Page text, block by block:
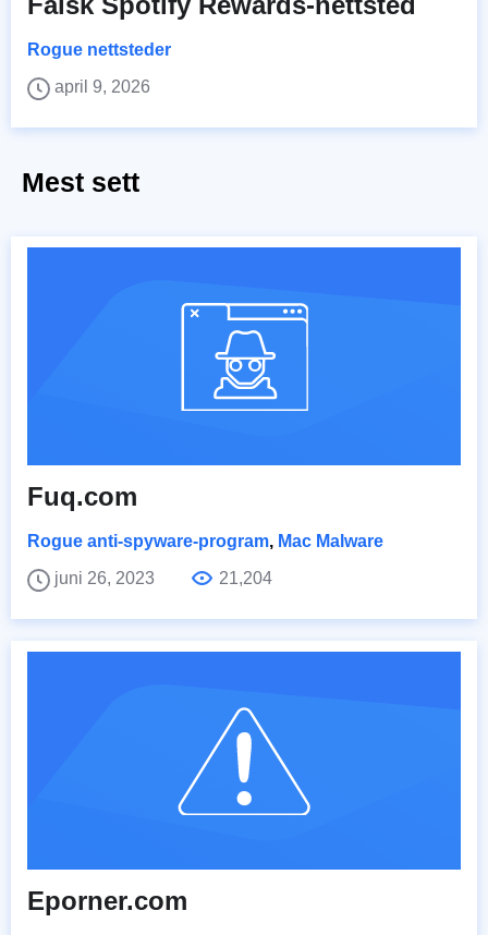
Rogue nettsteder
april 9, 2026
Mest sett
Fuq.com
Rogue anti-spyware-program, Mac Malware
juni 26, 2023
21,204
Eporner.com